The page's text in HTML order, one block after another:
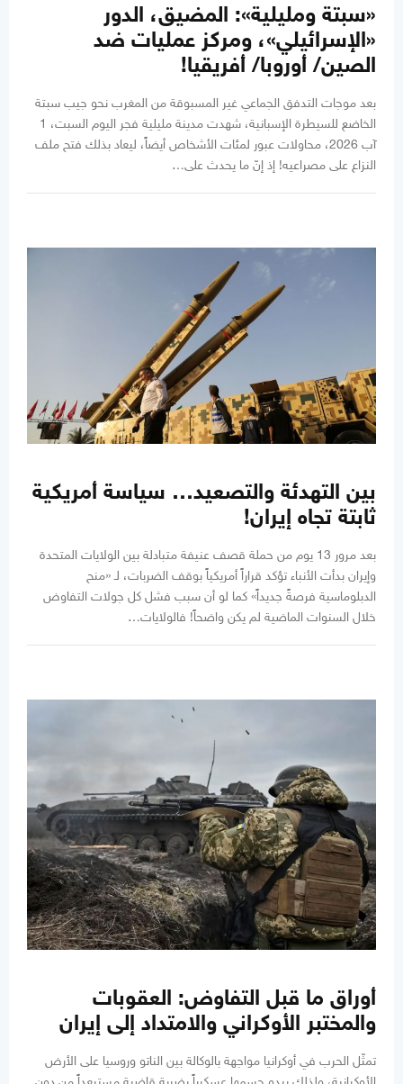
«سبتة ومليلية»: المضيق، الدور
«الإسرائيلي»، ومركز عمليات ضد
الصين/ أوروبا/ أفريقيا!
بعد موجات التدفق الجماعي غير المسبوقة من المغرب نحو جيب سبتة
الخاضع للسيطرة الإسبانية، شهدت مدينة مليلية فجر اليوم السبت، 1
آب 2026، محاولات عبور لمئات الأشخاص أيضاً، ليعاد بذلك فتح ملف
النزاع على مصراعيه! إذ إنّ ما يحدث على…
بين التهدئة والتصعيد… سياسة أمريكية
ثابتة تجاه إيران!
بعد مرور 13 يوم من حملة قصف عنيفة متبادلة بين الولايات المتحدة
وإيران بدأت الأنباء تؤكد قراراً أمريكياً بوقف الضربات، لـ «منح
الدبلوماسية فرصةً جديداً» كما لو أن سبب فشل كل جولات التفاوض
خلال السنوات الماضية لم يكن واضحاً! فالولايات…
أوراق ما قبل التفاوض: العقوبات
والمختبر الأوكراني والامتداد إلى إيران
تمثّل الحرب في أوكرانيا مواجهة بالوكالة بين الناتو وروسيا على الأرض